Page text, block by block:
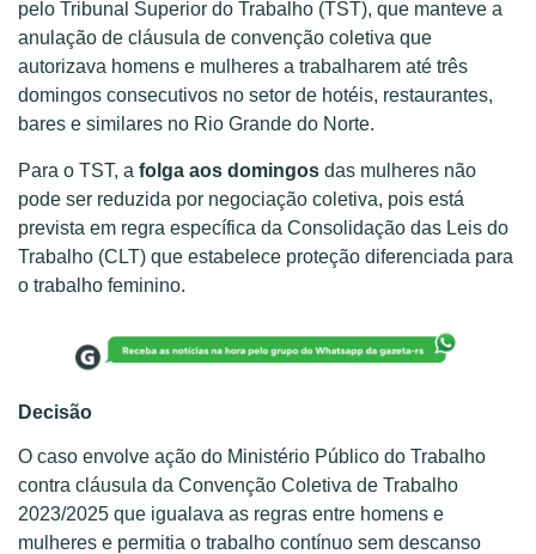
pelo Tribunal Superior do Trabalho (TST), que manteve a
anulação de cláusula de convenção coletiva que
autorizava homens e mulheres a trabalharem até três
domingos consecutivos no setor de hotéis, restaurantes,
bares e similares no Rio Grande do Norte.
Para o TST, a folga aos domingos das mulheres não
pode ser reduzida por negociação coletiva, pois está
prevista em regra específica da Consolidação das Leis do
Trabalho (CLT) que estabelece proteção diferenciada para
o trabalho feminino.
Decisão
O caso envolve ação do Ministério Público do Trabalho
contra cláusula da Convenção Coletiva de Trabalho
2023/2025 que igualava as regras entre homens e
mulheres e permitia o trabalho contínuo sem descanso